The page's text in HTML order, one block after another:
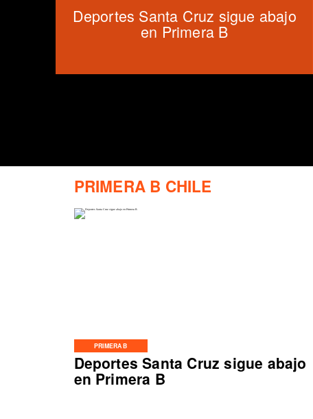
PRIMERA B
Deportes Santa Cruz sigue abajo
en Primera B
Deportes Santa Cruz sigue abajo
en Primera B
PRIMERA B CHILE